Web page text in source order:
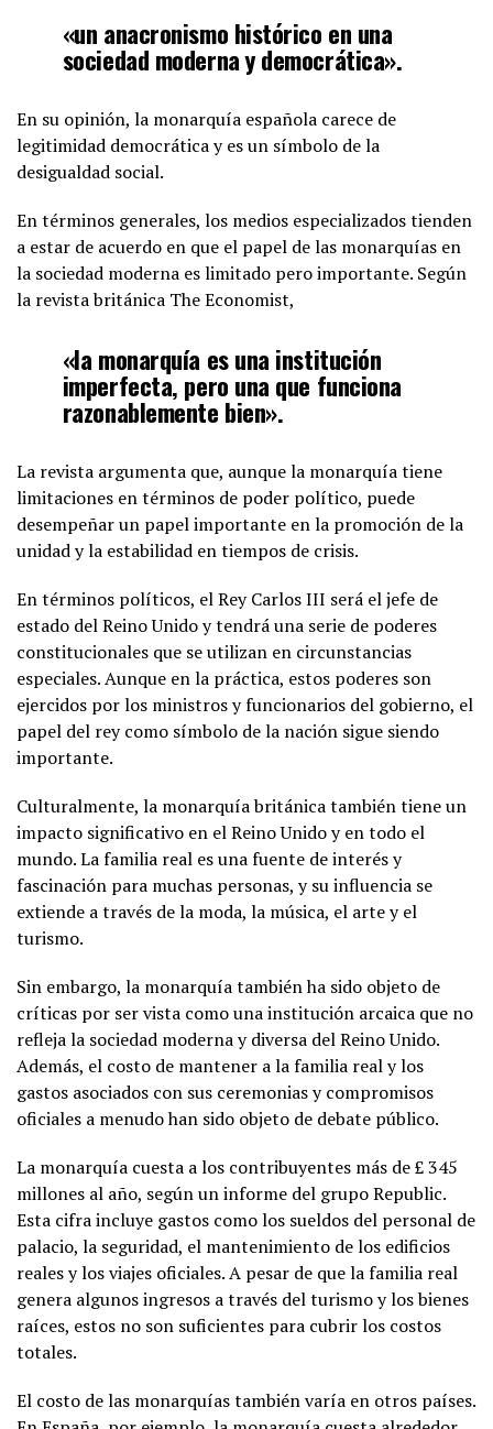
«un anacronismo histórico en una
sociedad moderna y democrática».
En su opinión, la monarquía española carece de
legitimidad democrática y es un símbolo de la
desigualdad social.
En términos generales, los medios especializados tienden
a estar de acuerdo en que el papel de las monarquías en
la sociedad moderna es limitado pero importante. Según
la revista británica The Economist,
«la monarquía es una institución
imperfecta, pero una que funciona
razonablemente bien».
La revista argumenta que, aunque la monarquía tiene
limitaciones en términos de poder político, puede
desempeñar un papel importante en la promoción de la
unidad y la estabilidad en tiempos de crisis.
En términos políticos, el Rey Carlos III será el jefe de
estado del Reino Unido y tendrá una serie de poderes
constitucionales que se utilizan en circunstancias
especiales. Aunque en la práctica, estos poderes son
ejercidos por los ministros y funcionarios del gobierno, el
papel del rey como símbolo de la nación sigue siendo
importante.
Culturalmente, la monarquía británica también tiene un
impacto significativo en el Reino Unido y en todo el
mundo. La familia real es una fuente de interés y
fascinación para muchas personas, y su influencia se
extiende a través de la moda, la música, el arte y el
turismo.
Sin embargo, la monarquía también ha sido objeto de
críticas por ser vista como una institución arcaica que no
refleja la sociedad moderna y diversa del Reino Unido.
Además, el costo de mantener a la familia real y los
gastos asociados con sus ceremonias y compromisos
oficiales a menudo han sido objeto de debate público.
La monarquía cuesta a los contribuyentes más de £ 345
millones al año, según un informe del grupo Republic.
Esta cifra incluye gastos como los sueldos del personal de
palacio, la seguridad, el mantenimiento de los edificios
reales y los viajes oficiales. A pesar de que la familia real
genera algunos ingresos a través del turismo y los bienes
raíces, estos no son suficientes para cubrir los costos
totales.
El costo de las monarquías también varía en otros países.